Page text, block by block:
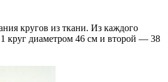
кругов из ткани. Из каждого
1 круг диаметром 46 см и второй — 38